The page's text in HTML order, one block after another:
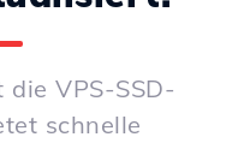
die VPS-SSD-
schnelle